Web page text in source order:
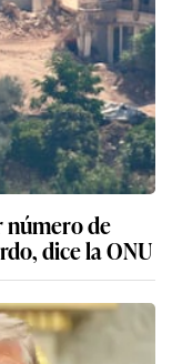
número de
dice la ONU